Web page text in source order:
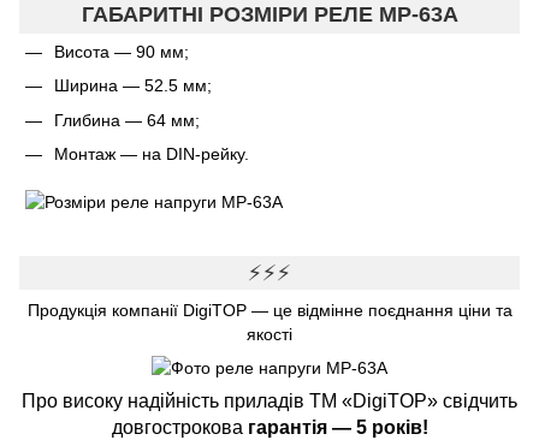
ГАБАРИТНІ РОЗМІРИ РЕЛЕ МР-63A
Висота — 90 мм;
Ширина — 52.5 мм;
Глибина — 64 мм;
Монтаж — на DIN-рейку.
⚡⚡⚡
Продукція компанії DigiTOP — це відмінне поєднання ціни та
якості
Про високу надійність приладів ТМ «DigiTOP» свідчить
довгострокова гарантія — 5 років!